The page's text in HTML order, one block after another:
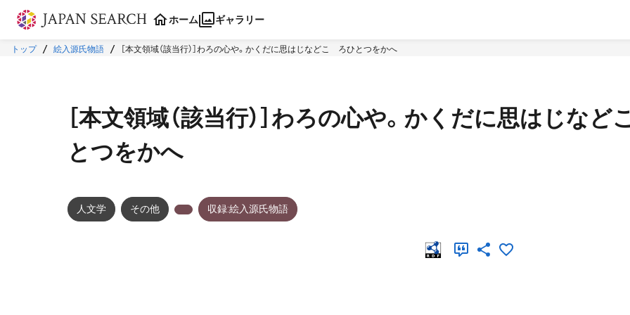
本文に飛ぶ
ホーム ギャラリー
トップ 絵入源氏物語 ［本文領域（該当行）］わろの心や。かくだに思はじなどこゝろひとつをかへ
［本文領域（該当行）］わろの心や。かくだに思はじなど
とつをかへ
人文学 その他 収録:絵入源氏物語